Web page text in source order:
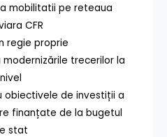
mobilitatii pe reteaua
CFR
regie proprie
trecerilor la
nivel
de investiții a
finanțate de la bugetul
stat